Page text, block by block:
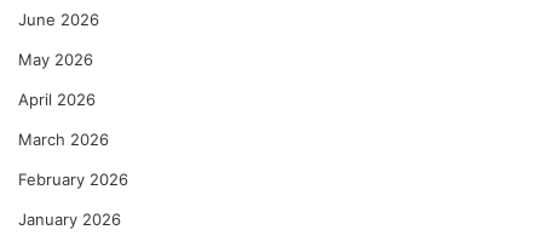
दे
ण
–
णु
का
ल्हे
June 2026
May 2026
April 2026
March 2026
February 2026
January 2026